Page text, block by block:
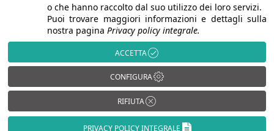
03628150165 | Iscritta alla CCIAA di Bergamo REA BG-
395176 | PEC:gagliardiclaudio@sec.it| Alcune immagini del
sito sono utilizzate su licenza di Shutterstock.com e
ShareNow!
o che hanno raccolto dal suo utilizzo dei loro servizi.
Puoi trovare maggiori informazioni e dettagli sulla
nostra pagina Privacy policy integrale.
ACCETTA
CONFIGURA
RIFIUTA
PRIVACY POLICY INTEGRALE